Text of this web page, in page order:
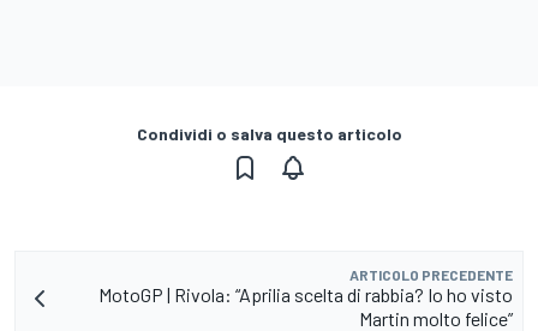
Condividi o salva questo articolo
ARTICOLO PRECEDENTE
MotoGP | Rivola: “Aprilia scelta di rabbia? Io ho visto
Martin molto felice”